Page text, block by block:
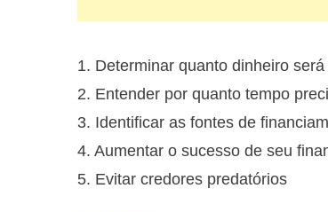
1. Determinar quanto dinheiro
2. Entender por quanto tempo
3. Identificar as fontes de
4. Aumentar o sucesso de seu
5. Evitar credores predatórios